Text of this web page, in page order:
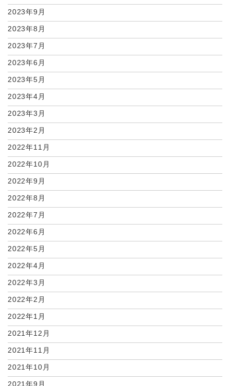
2023年9月
2023年8月
2023年7月
2023年6月
2023年5月
2023年4月
2023年3月
2023年2月
2022年11月
2022年10月
2022年9月
2022年8月
2022年7月
2022年6月
2022年5月
2022年4月
2022年3月
2022年2月
2022年1月
2021年12月
2021年11月
2021年10月
2021年9月